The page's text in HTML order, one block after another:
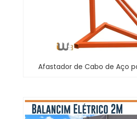
Afastador de Cabo de Aço